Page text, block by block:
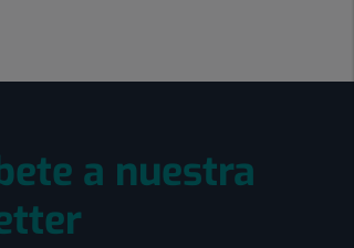
a nuestra